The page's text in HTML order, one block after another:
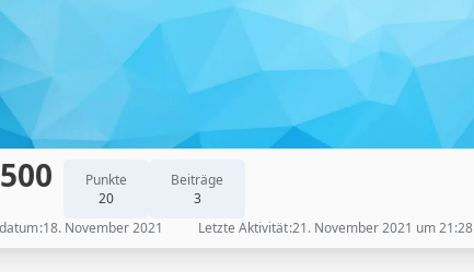
Punkte
20
Beiträge
3
18. November 2021 Letzte Aktivität 21. November 2021 um 21:28